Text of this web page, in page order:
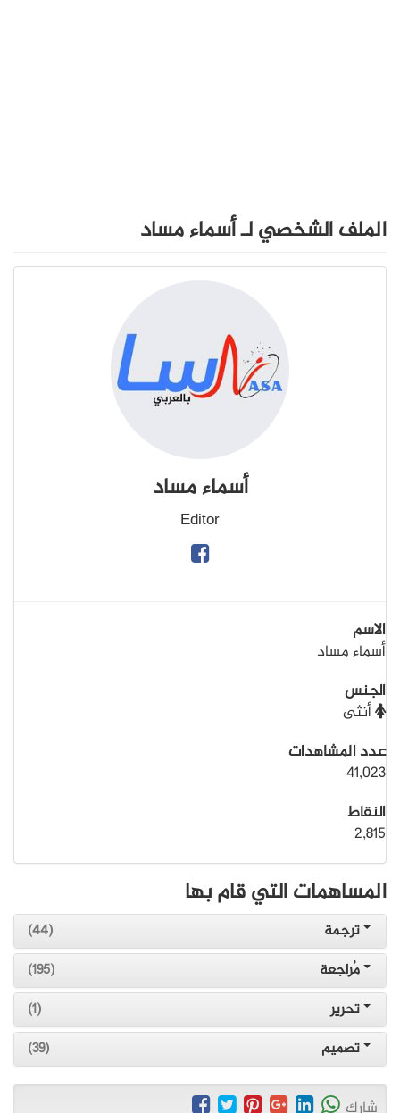
الملف الشخصي لـ أسماء مساد
أسماء مساد
Editor
الاسم
أسماء مساد
الجنس
أنثى
عدد المشاهدات
41,023
النقاط
2,815
المساهمات التي قام بها
ترجمة
(44)
مُراجعة
(195)
تحرير
(1)
تصميم
(39)